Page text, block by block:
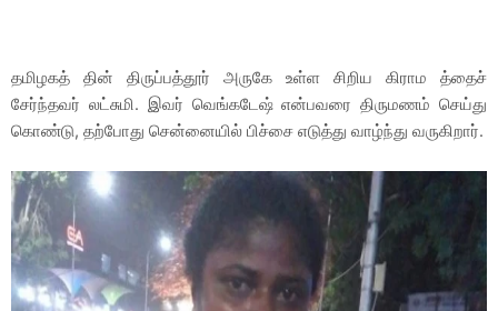
தமிழகத் தின் திருப்பத்தூர் அருகே உள்ள சிறிய கிராம த்தைச்
சேர்ந்தவர் லட்சுமி. இவர் வெங்கடேஷ் என்பவரை திருமணம் செய்து
கொண்டு, தற்போது சென்னையில் பிச்சை எடுத்து வாழ்ந்து வருகிறார்.